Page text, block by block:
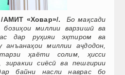
АМИТ «Ховар»/.
Бо мақсади
миллии варзишӣ ва
дар руҳияи эҳтиром ва
анъанаҳои миллии аҷдодон,
ҳаёти солим, ҳисси
зиракии сиёсӣ ва пешгирии
байни насли наврас бо